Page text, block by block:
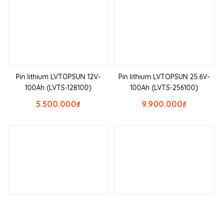
Pin lithium LVTOPSUN 12V-
100Ah (LVTS-128100)
₫
5.500.000
Pin lithium LVTOPSUN 25.6V-
100Ah (LVTS-256100)
₫
9.900.000